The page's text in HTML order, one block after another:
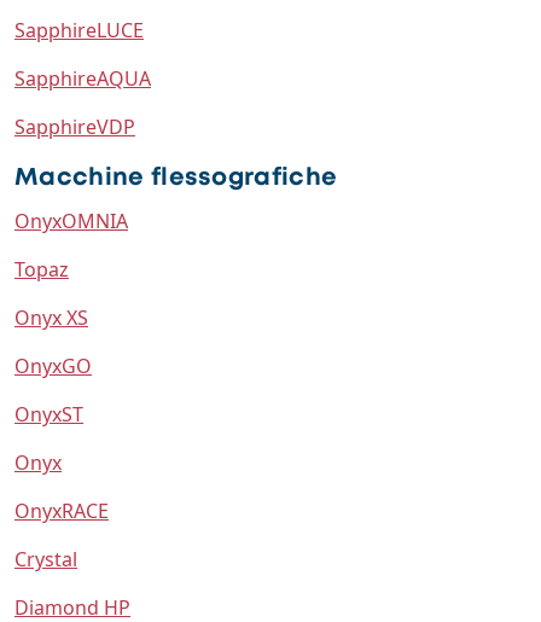
SapphireLUCE
SapphireAQUA
SapphireVDP
Macchine flessografiche
OnyxOMNIA
Topaz
Onyx XS
OnyxGO
OnyxST
Onyx
OnyxRACE
Crystal
Diamond HP